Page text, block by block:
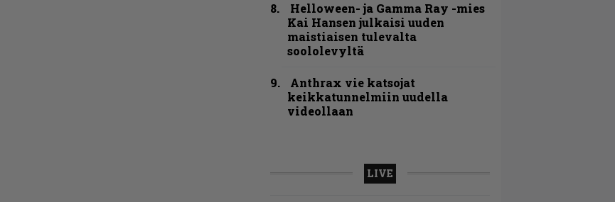
Helloween- ja Gamma Ray -mies
Kai Hansen julkaisi uuden
maistiaisen tulevalta
soololevyltä
Anthrax vie katsojat
keikkatunnelmiin uudella
videollaan
LIVE